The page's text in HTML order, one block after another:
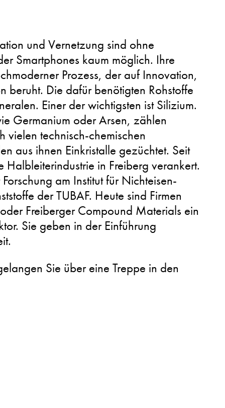
und Vernetzung sind ohne
Smartphones kaum möglich. Ihre
Prozess, der auf Innovation,
beruht. Die dafür benötigten Rohstoffe
Einer der wichtigsten ist Silizium.
Germanium oder Arsen, zählen
vielen technisch-chemischen
aus ihnen Einkristalle gezüchtet. Seit
Halbleiterindustrie in Freiberg verankert.
am Institut für Nichteisen-
der TUBAF. Heute sind Firmen
Freiberger Compound Materials ein
Sie geben in der Einführung
Sie über eine Treppe in den